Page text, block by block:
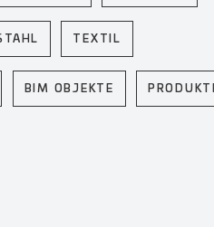
TEXTIL
BIM OBJEKTE